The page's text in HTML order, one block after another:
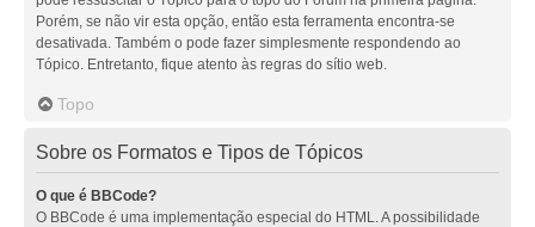
Porém, se não vir esta opção, então esta ferramenta encontra-se
desativada. Também o pode fazer simplesmente respondendo ao
Tópico. Entretanto, fique atento às regras do sítio web.
Topo
Sobre os Formatos e Tipos de Tópicos
O que é BBCode?
O BBCode é uma implementação especial do HTML. A possibilidade